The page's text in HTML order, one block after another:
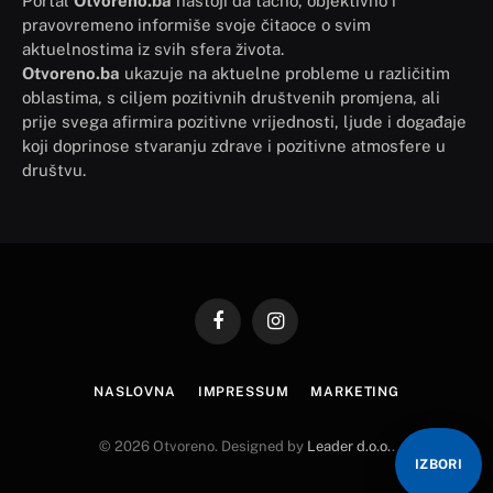
pravovremeno informiše svoje čitaoce o svim
aktuelnostima iz svih sfera života.
Otvoreno.ba ukazuje na aktuelne probleme u različitim
oblastima, s ciljem pozitivnih društvenih promjena, ali
prije svega afirmira pozitivne vrijednosti, ljude i događaje
koji doprinose stvaranju zdrave i pozitivne atmosfere u
društvu.
FacebookInstagram
NASLOVNA IMPRESSUM MARKETING
© 2026 Otvoreno. Designed by Leader d.o.o..
IZBORI